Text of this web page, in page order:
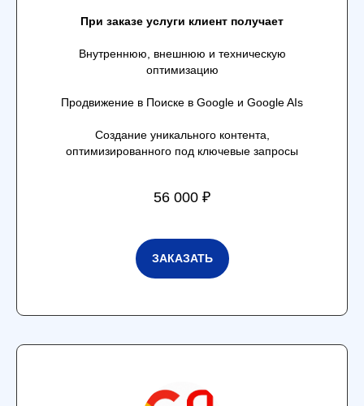
При заказе услуги клиент получает
Внутреннюю, внешнюю и техническую
оптимизацию
Продвижение в Поиске в Google и Google AIs
Создание уникального контента,
оптимизированного под ключевые запросы
56 000 ₽
ЗАКАЗАТЬ